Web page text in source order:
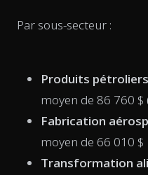
Par sous-secteur :
Produits
moyen de 86 760 $
Fabrication
moyen de 66 010 $
Transformation